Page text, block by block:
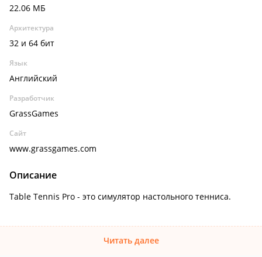
22.06 МБ
Архитектура
32 и 64 бит
Язык
Английский
Разработчик
GrassGames
Сайт
www.grassgames.com
Описание
Table Tennis Pro - это симулятор настольного тенниса.
Читать далее